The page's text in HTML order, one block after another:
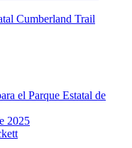
Cumberland Trail
el Parque Estatal de
2025